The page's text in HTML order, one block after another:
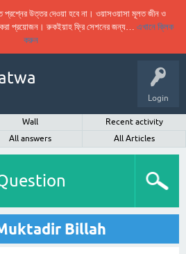
উত্তর দেওয়া হবে না। ওয়াসওয়াসা মূলত জীন ও
করা প্রয়োজন। রুকইয়াহ ফ্রি সেশনের জন্য… এখানে ক্লিক
করুন
Login
Wall
Recent activity
All answers All Articles
Billah